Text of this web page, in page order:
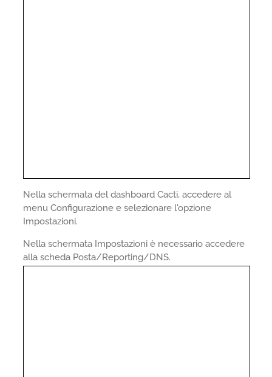
Nella schermata del dashboard Cacti, accedere al
menu Configurazione e selezionare l'opzione
Impostazioni.
Nella schermata Impostazioni è necessario accedere
alla scheda Posta/Reporting/DNS.